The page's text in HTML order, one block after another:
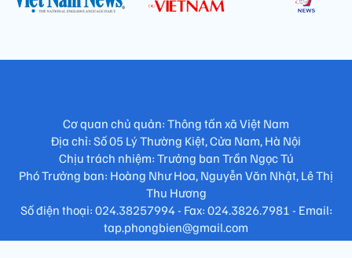
Cơ quan chủ quản: Thông tấn xã Việt Nam
Địa chỉ: Số 05 Lý Thường Kiệt, Cửa Nam, Hà Nội